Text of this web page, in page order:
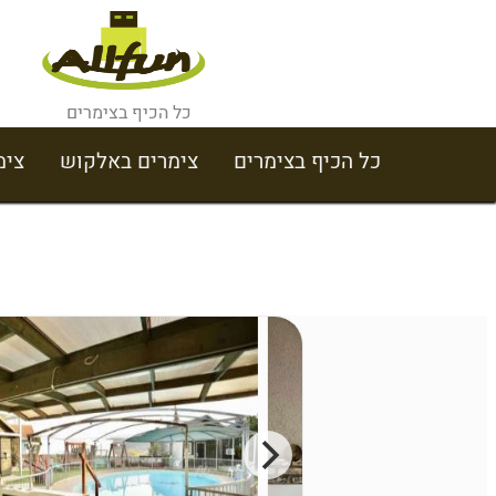
כל הכיף בצימרים
כל הכיף בצימרים צימרים באלקוש